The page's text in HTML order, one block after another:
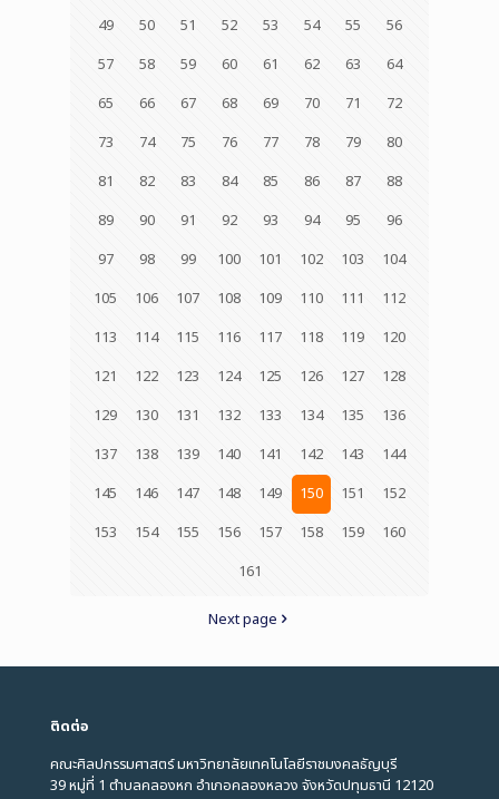
49
50 51 52 53 54 55
56
57
58 59 60 61 62 63
64
65
66 67 68 69 70 71
72
73
74 75 76 77 78 79
80
81
82 83 84 85 86 87
88
89
90 91 92 93 94 95
96
97
98 99 100 101 102 103
104
105
106 107 108 109 110 111
112
113
114 115 116 117 118 119
120
121
122 123 124 125 126 127
128
129
130 131 132 133 134 135
136
137
138 139 140 141 142 143
144
145
146 147 148 149 150 151
152
153
154 155 156 157 158 159
160
161
Next page
ติดต่อ
คณะศิลปกรรมศาสตร์ มหาวิทยาลัยเทคโนโลยีราชมงคลธัญบุรี
39 หมู่ที่ 1 ตำบลคลองหก อำเภอคลองหลวง จังหวัดปทุมธานี 12120